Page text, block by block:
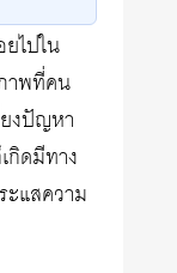
ไปใน
าพที่คน
งปัญหา
ดมีทาง
ะแสความ